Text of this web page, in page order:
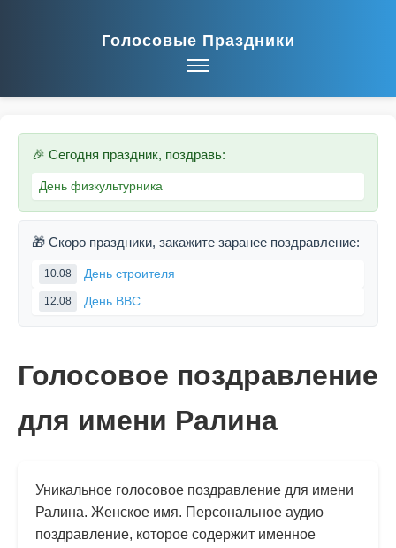
Голосовые Праздники
🎉 Сегодня праздник, поздравь:
День физкультурника
🎁 Скоро праздники, закажите заранее поздравление:
10.08 День строителя
12.08 День ВВС
Голосовое поздравление
для имени Ралина
Уникальное голосовое поздравление для имени
Ралина. Женское имя. Персональное аудио
поздравление, которое содержит именное